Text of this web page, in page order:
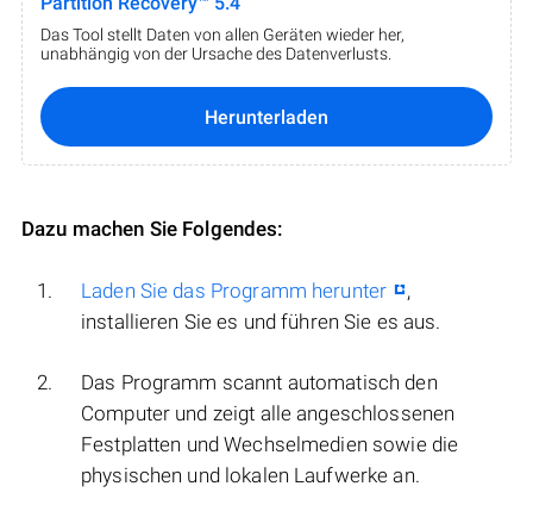
Das Tool stellt Daten von allen Geräten wieder her,
unabhängig von der Ursache des Datenverlusts.
Herunterladen
Dazu machen Sie Folgendes:
Laden Sie das Programm herunter
,
installieren Sie es und führen Sie es aus.
Das Programm scannt automatisch den
Computer und zeigt alle angeschlossenen
Festplatten und Wechselmedien sowie die
physischen und lokalen Laufwerke an.